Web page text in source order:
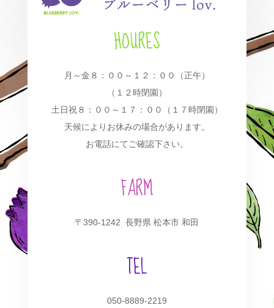
HOURES
月～金８：００～１２：００（正午）
（１２時閉園）
土日祝８：００～１７：００（１７時閉園）
天候によりお休みの場合があります。
お電話にてご確認下さい。
FARM
〒390-1242 長野県 松本市 和田
TEL
050-8889-2219